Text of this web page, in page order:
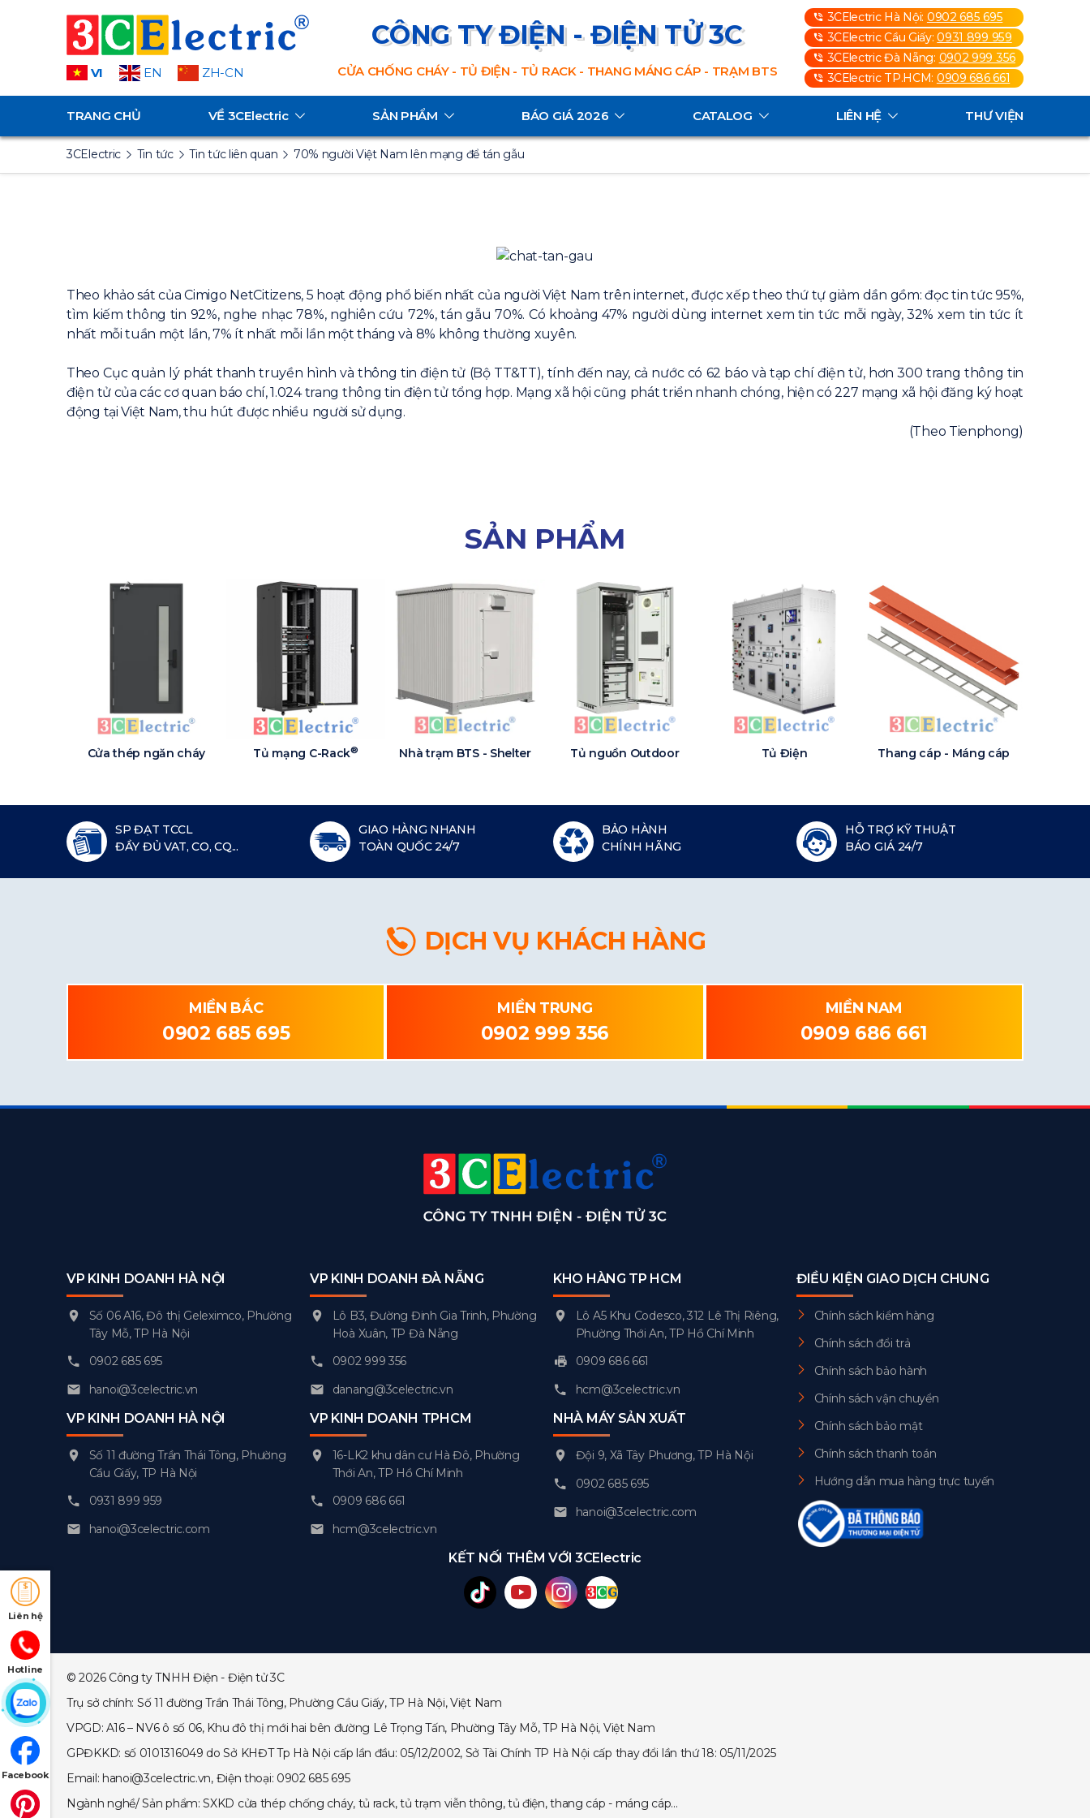
VI EN ZH-CN
CÔNG TY ĐIỆN - ĐIỆN TỬ 3C
CỬA CHỐNG CHÁY - TỦ ĐIỆN - TỦ RACK - THANG MÁNG CÁP - TRẠM BTS
3CElectric Hà Nội: 0902 685 695
3CElectric Cầu Giấy:0931 899 959
3CElectric Đà Nẵng: 0902 999 356
3CElectric TP.HCM: 0909 686 661
TRANG CHỦ VỀ 3CElectric SẢN PHẨM BÁO GIÁ 2026 CATALOG LIÊN HỆ THƯ VIỆN
3CElectric Tin tức Tin tức liên quan 70% người Việt Nam lên mạng để tán gẫu
Theo khảo sát của Cimigo NetCitizens, 5 hoạt động phổ biến nhất của người Việt Nam trên internet, được xếp theo thứ tự giảm dần gồm: đọc tin tức 95%,
tìm kiếm thông tin 92%, nghe nhạc 78%, nghiên cứu 72%, tán gẫu 70%. Có khoảng 47% người dùng internet xem tin tức mỗi ngày, 32% xem tin tức ít
nhất mỗi tuần một lần, 7% ít nhất mỗi lần một tháng và 8% không thường xuyên.
Theo Cục quản lý phát thanh truyền hình và thông tin điện tử (Bộ TT&TT), tính đến nay, cả nước có 62 báo và tạp chí điện tử, hơn 300 trang thông tin
điện tử của các cơ quan báo chí, 1.024 trang thông tin điện tử tổng hợp. Mạng xã hội cũng phát triển nhanh chóng, hiện có 227 mạng xã hội đăng ký hoạt
động tại Việt Nam, thu hút được nhiều người sử dụng.
(Theo Tienphong)
SẢN PHẨM
Cửa thép ngăn cháy Tủ mạng C-Rack® Nhà trạm BTS - Shelter Tủ nguồn Outdoor Tủ Điện Thang cáp - Máng cáp
Liên hệ
Hotline
Facebook
SP ĐẠT TCCL
ĐẦY ĐỦ VAT, CO, CQ...
GIAO HÀNG NHANH
TOÀN QUỐC 24/7
BẢO HÀNH
CHÍNH HÃNG
HỖ TRỢ KỸ THUẬT
BÁO GIÁ 24/7
DỊCH VỤ KHÁCH HÀNG
MIỀN BẮC
0902 685 695
MIỀN TRUNG
0902 999 356
MIỀN NAM
0909 686 661
VP KINH DOANH HÀ NỘI
Số 06 A16, Đô thị Geleximco, Phường
Tây Mỗ, TP Hà Nội
0902 685 695
hanoi@3celectric.vn
VP KINH DOANH HÀ NỘI
Số 11 đường Trần Thái Tông, Phường
Cầu Giấy, TP Hà Nội
0931 899 959
hanoi@3celectric.com
VP KINH DOANH ĐÀ NẴNG
Lô B3, Đường Đinh Gia Trinh, Phường
Hoà Xuân, TP Đà Nẵng
0902 999 356
danang@3celectric.vn
VP KINH DOANH TPHCM
16-LK2 khu dân cư Hà Đô, Phường
Thới An, TP Hồ Chí Minh
0909 686 661
hcm@3celectric.vn
KHO HÀNG TP HCM
Lô A5 Khu Codesco, 312 Lê Thị Riêng,
Phường Thới An, TP Hồ Chí Minh
0909 686 661
hcm@3celectric.vn
NHÀ MÁY SẢN XUẤT
Đội 9, Xã Tây Phương, TP Hà Nội
0902 685 695
hanoi@3celectric.com
ĐIỀU KIỆN GIAO DỊCH CHUNG
Chính sách kiểm hàng
Chính sách đổi trả
Chính sách bảo hành
Chính sách vận chuyển
Chính sách bảo mật
Chính sách thanh toán
Hướng dẫn mua hàng trực tuyến
KẾT NỐI THÊM VỚI 3CElectric
© 2026 Công ty TNHH Điện - Điện tử 3C
Trụ sở chính: Số 11 đường Trần Thái Tông, Phường Cầu Giấy, TP Hà Nội, Việt Nam
VPGD: A16 – NV6 ô số 06, Khu đô thị mới hai bên đường Lê Trọng Tấn, Phường Tây Mỗ, TP Hà Nội, Việt Nam
GPĐKKD: số 0101316049 do Sở KHĐT Tp Hà Nội cấp lần đầu: 05/12/2002, Sở Tài Chính TP Hà Nội cấp thay đổi lần thứ 18: 05/11/2025
Email: hanoi@3celectric.vn, Điện thoại: 0902 685 695
Ngành nghề/ Sản phẩm: SXKD cửa thép chống cháy, tủ rack, tủ trạm viễn thông, tủ điện, thang cáp - máng cáp...